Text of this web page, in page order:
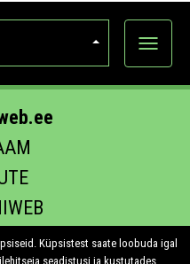
Näytä
Küpsistest saate loobuda igal
seadistusi ja kustutades